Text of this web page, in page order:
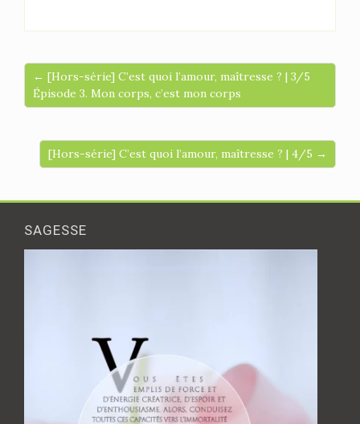
← [Hors-série] C’est quoi l’amour, maîtresse ? | 3/5
Épisode 3. Mon corps, c’est mon corps
[Hors-série] C’est quoi l’amour, maîtresse ? | 4/5 →
SAGESSE